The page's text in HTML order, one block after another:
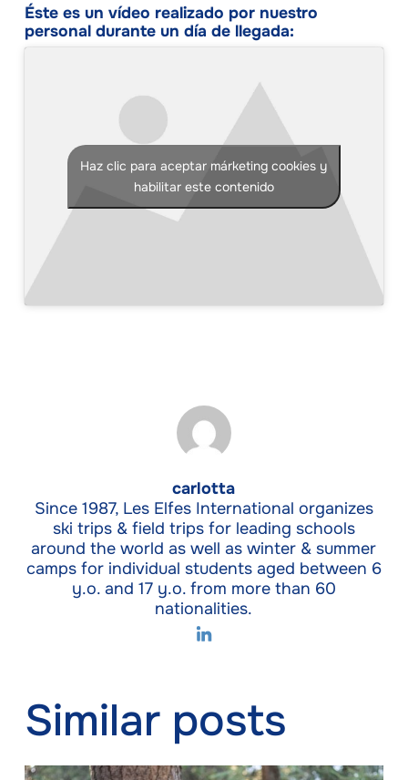
Éste es un vídeo realizado por nuestro
personal durante un día de llegada:
Haz clic para aceptar márketing cookies y
habilitar este contenido
carlotta
Since 1987, Les Elfes International organizes
ski trips & field trips for leading schools
around the world as well as winter & summer
camps for individual students aged between 6
y.o. and 17 y.o. from more than 60
nationalities.
Similar posts